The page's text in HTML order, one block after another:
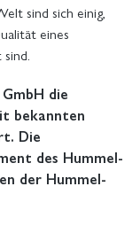
sind sich einig,
eines
die
bekannten
Die
des Hummel-
der Hummel-